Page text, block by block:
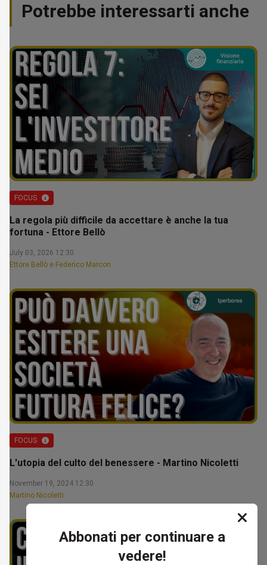
Abbonati per continuare a
vedere!
Potrebbe interessarti anche
FOCUS
La regola più difficile da accettare è anche la tua
fortuna - Ettore Bellò
July 03, 2026 12:30
Ettore Bellò e Federico Marcon
FOCUS
L'utopia del culto del benessere - Martino Nicoletti
November 19, 2024 12:30
Martino Nicoletti